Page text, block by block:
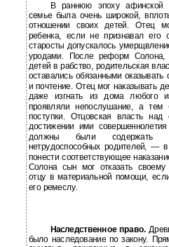
В раннюю эпоху афинской
семье была очень широкой,
отношении своих детей. Отец
ребенка, если не признавал его
старосты допускалось
уродами. После реформ Солона,
детей в рабство, родительская
оставались обязанными
и почтение. Отец мог наказывать
даже изгнать из дома любого
проявляли непослушание, а тем
поступки. Отцовская власть
достижении ими
должны были содержать
нетрудоспособных родителей, —
понести соответствующее
Солона сын мог отказать
отцу в материальной помощи,
его ремеслу.
Наследственное право.
было наследование по закону.